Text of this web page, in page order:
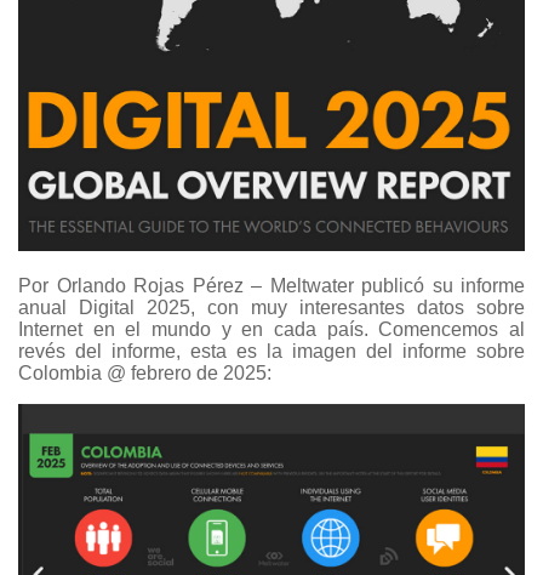
Por Orlando Rojas Pérez – Meltwater publicó su informe
anual Digital 2025, con muy interesantes datos sobre
Internet en el mundo y en cada país. Comencemos al
revés del informe, esta es la imagen del informe sobre
Colombia @ febrero de 2025: